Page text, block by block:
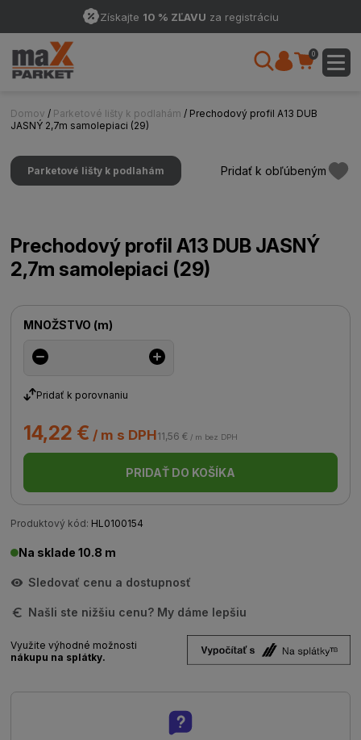
Získajte 10 % ZĽAVU za registráciu
0
Domov / Parketové lišty k podlahám / Prechodový profil A13 DUB
JASNÝ 2,7m samolepiaci (29)
Parketové lišty k podlahám Pridať k obľúbeným
Prechodový profil A13 DUB JASNÝ
2,7m samolepiaci (29)
MNOŽSTVO (m)
Pridať k porovnaniu
14,22 € / m s DPH11,56 € / m bez DPH
PRIDAŤ DO KOŠÍKA
Produktový kód: HL0100154
Na sklade 10.8 m
Sledovať cenu a dostupnosť
Našli ste nižšiu cenu? My dáme lepšiu
Využite výhodné možnosti
nákupu na splátky.